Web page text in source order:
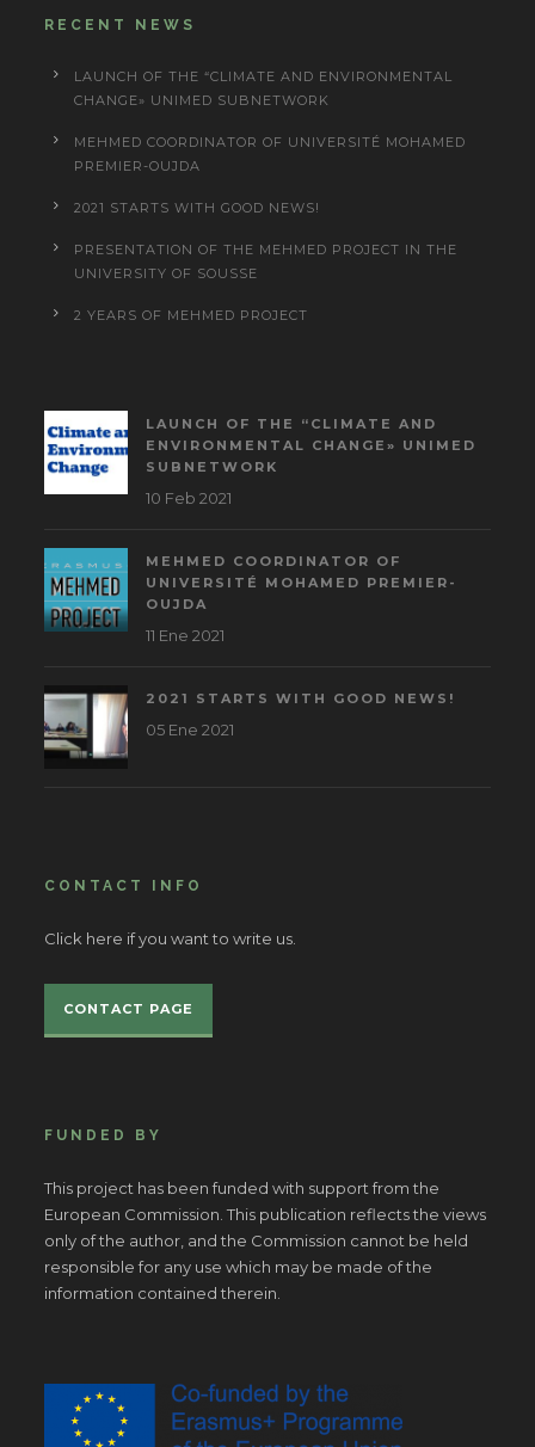
RECENT NEWS
LAUNCH OF THE “CLIMATE AND ENVIRONMENTAL
CHANGE» UNIMED SUBNETWORK
MEHMED COORDINATOR OF UNIVERSITÉ MOHAMED
PREMIER-OUJDA
2021 STARTS WITH GOOD NEWS!
PRESENTATION OF THE MEHMED PROJECT IN THE
UNIVERSITY OF SOUSSE
2 YEARS OF MEHMED PROJECT
LAUNCH OF THE “CLIMATE AND
ENVIRONMENTAL CHANGE» UNIMED
SUBNETWORK
10 Feb 2021
MEHMED COORDINATOR OF
UNIVERSITÉ MOHAMED PREMIER-
OUJDA
11 Ene 2021
2021 STARTS WITH GOOD NEWS!
05 Ene 2021
CONTACT INFO
Click here if you want to write us.
CONTACT PAGE
FUNDED BY
This project has been funded with support from the
European Commission. This publication reflects the views
only of the author, and the Commission cannot be held
responsible for any use which may be made of the
information contained therein.